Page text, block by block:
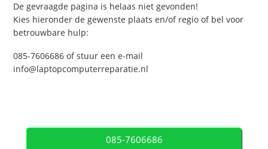
De gevraagde pagina is helaas niet gevonden!
Kies hieronder de gewenste plaats en/of regio of bel voor
betrouwbare hulp:
085-7606686 of stuur een e-mail
info@laptopcomputerreparatie.nl
085-7606686